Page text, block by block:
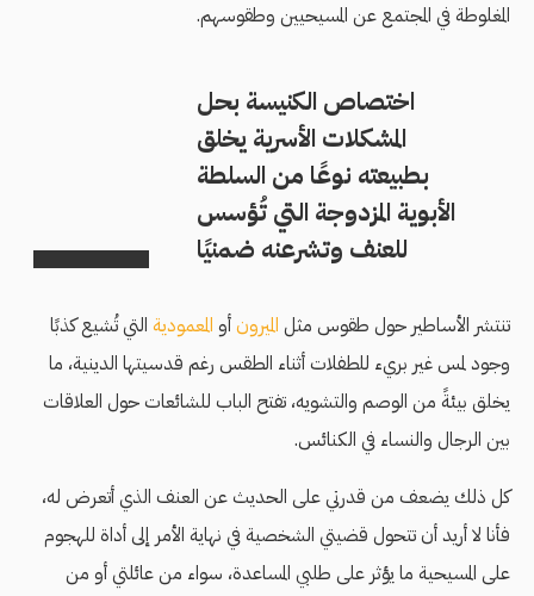
المغلوطة في المجتمع عن المسيحيين وطقوسهم.
اختصاص الكنيسة بحل
المشكلات الأسرية يخلق
بطبيعته نوعًا من السلطة
الأبوية المزدوجة التي تُؤسس
للعنف وتشرعنه ضمنيًا
تنتشر الأساطير حول طقوس مثل الميرونأو المعمودية التي تُشيع كذبًا
وجود لمس غير بريء للطفلات أثناء الطقس رغم قدسيتها الدينية، ما
يخلق بيئةً من الوصم والتشويه، تفتح الباب للشائعات حول العلاقات
بين الرجال والنساء في الكنائس.
كل ذلك يضعف من قدرتي على الحديث عن العنف الذي أتعرض له،
فأنا لا أريد أن تتحول قضيتي الشخصية في نهاية الأمر إلى أداة للهجوم
على المسيحية ما يؤثر على طلبي المساعدة، سواء من عائلتي أو من